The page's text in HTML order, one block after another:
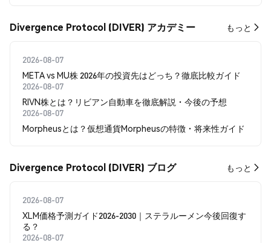
Divergence Protocol (DIVER) アカデミー もっと
2026-08-07
META vs MU株 2026年の投資先はどっち？徹底比較ガイド
2026-08-07
RIVN株とは？リビアン自動車を徹底解説・今後の予想
2026-08-07
Morpheusとは？仮想通貨Morpheusの特徴・将来性ガイド
Divergence Protocol (DIVER) ブログ もっと
2026-08-07
XLM価格予測ガイド2026-2030｜ステラルーメン今後回復す
る？
2026-08-07